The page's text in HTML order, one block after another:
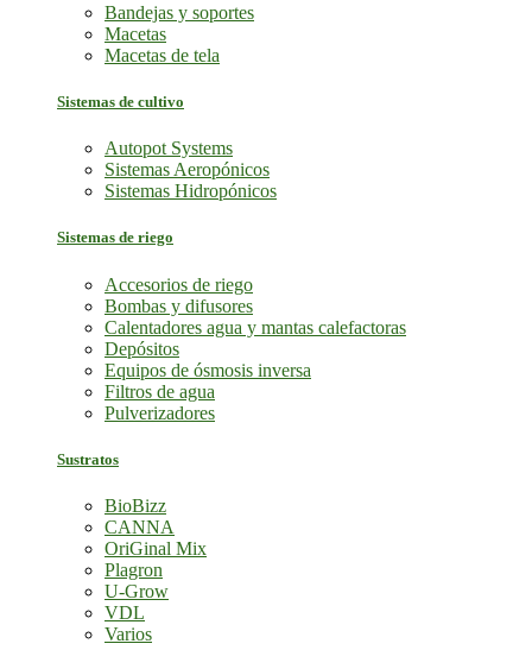
Bandejas y soportes
Macetas
Macetas de tela
Sistemas de cultivo
Autopot Systems
Sistemas Aeropónicos
Sistemas Hidropónicos
Sistemas de riego
Accesorios de riego
Bombas y difusores
Calentadores agua y mantas calefactoras
Depósitos
Equipos de ósmosis inversa
Filtros de agua
Pulverizadores
Sustratos
BioBizz
CANNA
OriGinal Mix
Plagron
U-Grow
VDL
Varios